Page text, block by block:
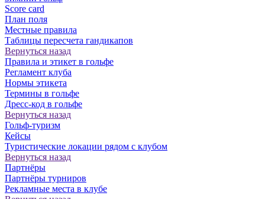
Score card
План поля
Местные правила
Таблицы пересчета гандикапов
Вернуться назад
Правила и этикет в гольфе
Регламент клуба
Нормы этикета
Термины в гольфе
Дресс-код в гольфе
Вернуться назад
Гольф-туризм
Кейсы
Туристические локации рядом с клубом
Вернуться назад
Партнёры
Партнёры турниров
Рекламные места в клубе